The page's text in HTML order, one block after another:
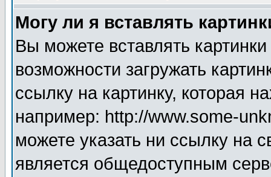
Могу ли я вставлять
Вы можете вставлять
возможности загружать
ссылку на картинку, которая
например: http://www.some-
можете указать ни ссылку на
является общедоступным